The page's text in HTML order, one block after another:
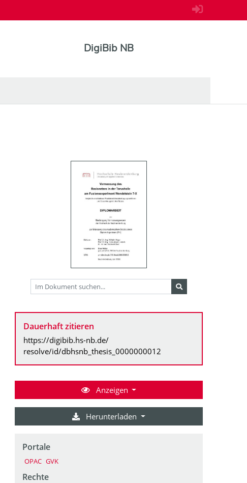
DigiBib NB
Dauerhaft zitieren
https://digibib.hs-nb.de/
resolve/id/dbhsnb_thesis_0000000012
Anzeigen
Herunterladen
Portale
OPAC GVK
Rechte